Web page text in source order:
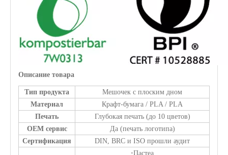
Описание товара
Тип продукта
Мешочек с плоским дном
Материал
Крафт-бумага / PLA / PLA
Печать
Глубокая печать (до 10 цветов)
OEM сервис
Да (печать логотипа)
Сертификация
DIN, BRC и ISO прошли аудит
·Пастеа